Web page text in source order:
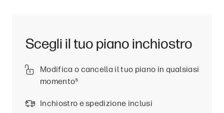
Scegli il tuo piano inchiostro
Modifica o cancella il tuo piano in qualsiasi
momento⁵
Inchiostro e spedizione inclusi